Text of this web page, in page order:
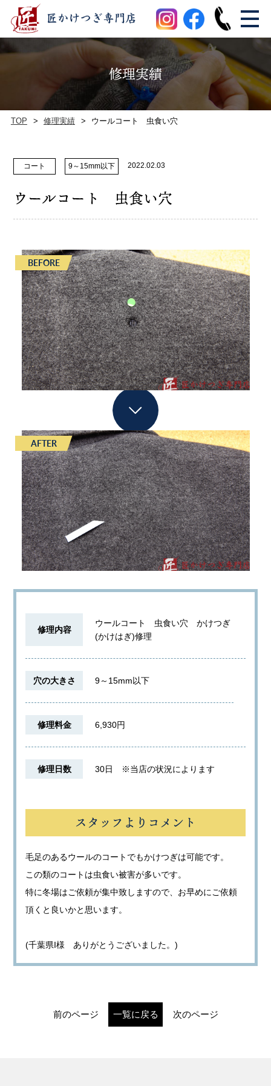
修理実績
TOP 修理実績 ウールコート 虫食い穴
コート 9～15mm以下 2022.02.03
ウールコート 虫食い穴
BEFORE
AFTER
修理内容
ウールコート 虫食い穴 かけつぎ
(かけはぎ)修理
穴の大きさ 9～15mm以下
修理料金 6,930円
修理日数 30日 ※当店の状況によります
スタッフよりコメント
毛足のあるウールのコートでもかけつぎは可能です。
この類のコートは虫食い被害が多いです。
特に冬場はご依頼が集中致しますので、お早めにご依頼
頂くと良いかと思います。
(千葉県I様 ありがとうございました。)
前のページ 一覧に戻る 次のページ